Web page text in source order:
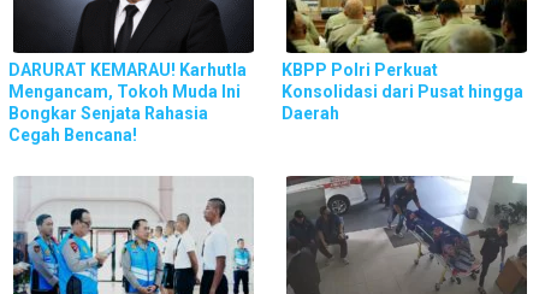
DARURAT KEMARAU! Karhutla
Mengancam, Tokoh Muda Ini
Bongkar Senjata Rahasia
Cegah Bencana!
KBPP Polri Perkuat
Konsolidasi dari Pusat hingga
Daerah